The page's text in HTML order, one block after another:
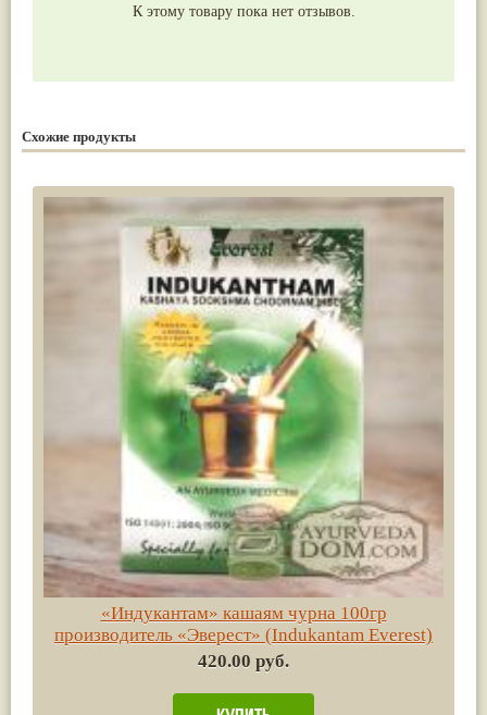
К этому товару пока нет отзывов.
Схожие продукты
«Индукантам» кашаям чурна 100гр
производитель «Эверест» (Indukantam Everest)
420.00 руб.